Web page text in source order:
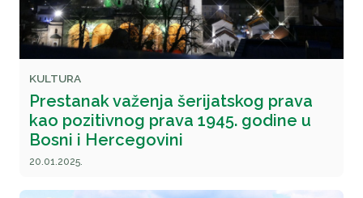
KULTURA
Prestanak važenja šerijatskog prava
kao pozitivnog prava 1945. godine u
Bosni i Hercegovini
20.01.2025.